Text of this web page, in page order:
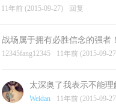
11年前 (2015-09-27) 回复
战场属于拥有必胜信念的强者
12345fang12345 11年前 (2015-09-
太深奥了我表示不能
Weidan 11年前 (2015-09-